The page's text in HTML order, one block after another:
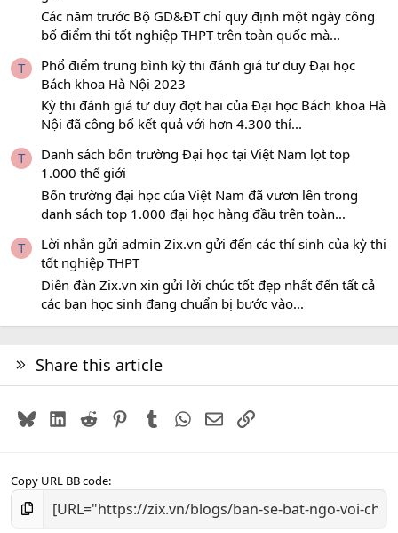
Các năm trước Bộ GD&ĐT chỉ quy định một ngày công
bố điểm thi tốt nghiệp THPT trên toàn quốc mà...
T
Phổ điểm trung bình kỳ thi đánh giá tư duy Đại học
Bách khoa Hà Nội 2023
Kỳ thi đánh giá tư duy đợt hai của Đại học Bách khoa Hà
Nội đã công bố kết quả với hơn 4.300 thí...
T
Danh sách bốn trường Đại học tại Việt Nam lọt top
1.000 thế giới
Bốn trường đại học của Việt Nam đã vươn lên trong
danh sách top 1.000 đại học hàng đầu trên toàn...
T
Lời nhắn gửi admin Zix.vn gửi đến các thí sinh của kỳ thi
tốt nghiệp THPT
Diễn đàn Zix.vn xin gửi lời chúc tốt đẹp nhất đến tất cả
các bạn học sinh đang chuẩn bị bước vào...
Share this article
BlueskyLinkedIn
Reddit PinterestTumblr WhatsApp
EmailLink
Copy URL BB code